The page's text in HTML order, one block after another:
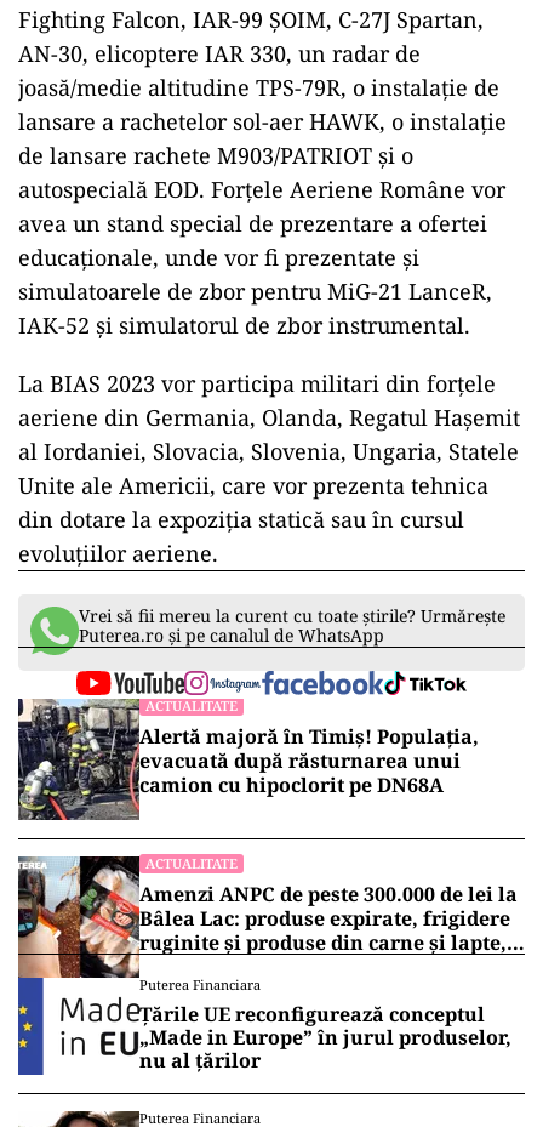
Fighting Falcon, IAR-99 ŞOIM, C-27J Spartan,
AN-30, elicoptere IAR 330, un radar de
joasă/medie altitudine TPS-79R, o instalație de
lansare a rachetelor sol-aer HAWK, o instalaţie
de lansare rachete M903/PATRIOT și o
autospecială EOD. Forțele Aeriene Române vor
avea un stand special de prezentare a ofertei
educaționale, unde vor fi prezentate și
simulatoarele de zbor pentru MiG-21 LanceR,
IAK-52 și simulatorul de zbor instrumental.
La BIAS 2023 vor participa militari din forțele
aeriene din Germania, Olanda, Regatul Hașemit
al Iordaniei, Slovacia, Slovenia, Ungaria, Statele
Unite ale Americii, care vor prezenta tehnica
din dotare la expoziția statică sau în cursul
evoluțiilor aeriene.
Vrei să fii mereu la curent cu toate știrile? Urmărește
Puterea.ro și pe canalul de WhatsApp
ACTUALITATE
Alertă majoră în Timiș! Populația,
evacuată după răsturnarea unui
camion cu hipoclorit pe DN68A
ACTUALITATE
Amenzi ANPC de peste 300.000 de lei la
Bâlea Lac: produse expirate, frigidere
ruginite și produse din carne și lapte,
Puterea Financiara
Țările UE reconfigurează conceptul
„Made in Europe” în jurul produselor,
nu al țărilor
Puterea Financiara